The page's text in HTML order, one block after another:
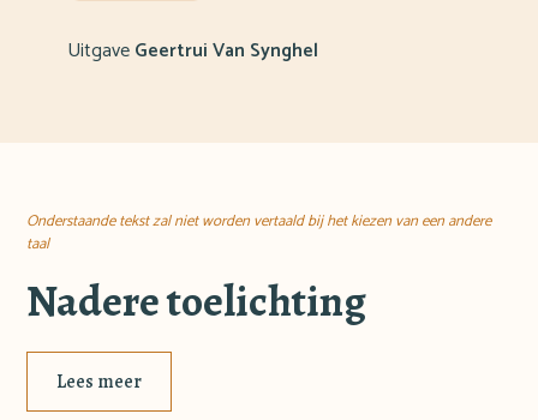
UitgaveGeertrui Van Synghel
Onderstaande tekst zal niet worden vertaald bij het kiezen van een andere
taal
Nadere toelichting
Lees meer